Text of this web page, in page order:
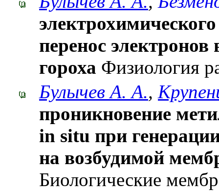
перенос электронов
гороха Физиология
Булычев А. А.,
проникновение
in situ при
на возбудимой
Биологические